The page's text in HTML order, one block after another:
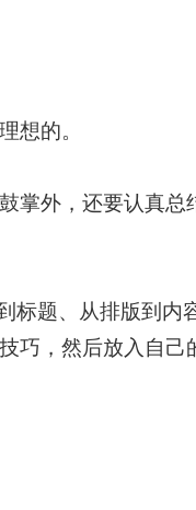
想的。
掌外，还要认真总
标题、从排版到内
巧，然后放入自己